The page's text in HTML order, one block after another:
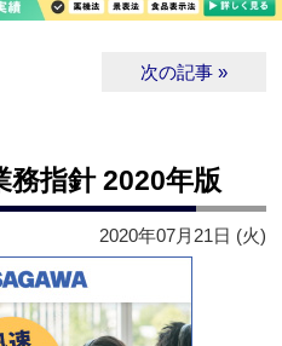
次の記事 »
務指針 2020年版
2020年07月21日 (火)